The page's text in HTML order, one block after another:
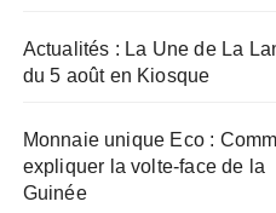
Actualités : La Une de La
du 5 août en Kiosque
Monnaie unique Eco :
expliquer la volte-face de la
Guinée